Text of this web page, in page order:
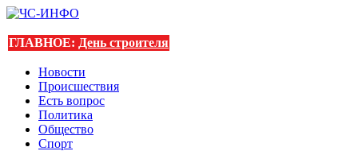
ГЛАВНОЕ: День строителя
Новости
Происшествия
Есть вопрос
Политика
Общество
Спорт